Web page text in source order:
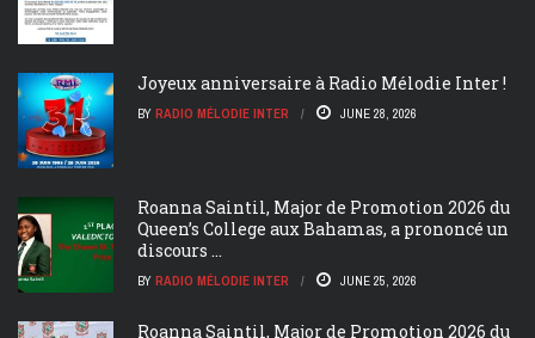
Joyeux anniversaire à Radio Mélodie Inter !
BY RADIO MÉLODIE INTER JUNE 28, 2026
Roanna Saintil, Major de Promotion 2026 du
Queen’s College aux Bahamas, a prononcé un
discours ...
BY RADIO MÉLODIE INTER JUNE 25, 2026
Roanna Saintil, Major de Promotion 2026 du